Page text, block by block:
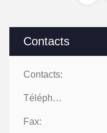
Contacts
Contacts:
Téléphone:
Fax: